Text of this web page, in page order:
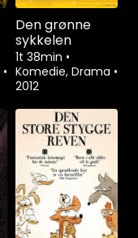
•
Den grønne
sykkelen
1t 38min •
Komedie, Drama •
2012